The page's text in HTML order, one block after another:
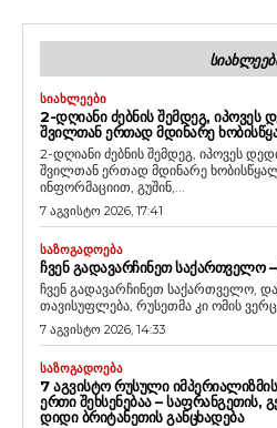
ᲡᲘᲐᲮᲚᲔᲔᲑᲘ
2-ᲓᲦᲘᲐᲜᲘ ᲫᲔᲑᲜᲘᲡ ᲨᲔᲛᲓᲔᲒ, ᲘᲞᲝᲕᲔᲡ
ᲨᲕᲘᲚᲗᲐᲜ ᲔᲠᲗᲐᲓ ᲛᲓᲘᲜᲐᲠᲔ
2-დღიანი ძებნის შემდეგ, იპოვეს
შვილთან ერთად მდინარე
ინფორმაციით, გუშინ,...
7 აგვისტო 2026, 17:41
ᲡᲐᲖᲝᲒᲐᲓᲝᲔᲑᲐ
ᲩᲕᲔᲜ ᲒᲐᲓᲐᲕᲐᲠᲩᲘᲜᲔᲗ ᲡᲐᲥᲐᲠᲗᲕᲔᲚᲝ
ჩვენ გადავარჩინეთ საქართველო,
თავისუფლება, რუსეთმა კი ომის
7 აგვისტო 2026, 14:33
ᲡᲐᲖᲝᲒᲐᲓᲝᲔᲑᲐ
7 ᲐᲒᲕᲘᲡᲢᲝ ᲠᲣᲡᲣᲚᲘ ᲘᲛᲞᲔᲠᲘᲐᲚᲘᲖᲛᲘᲡ
ᲔᲠᲗᲘ ᲨᲔᲮᲡᲔᲜᲔᲑᲐᲐ – ᲡᲐᲤᲠᲐᲜᲒᲔᲗᲘᲡ,
ᲓᲘᲓᲘ ᲑᲠᲘᲢᲐᲜᲔᲗᲘᲡ ᲒᲐᲜᲪᲮᲐᲓᲔᲑᲐ